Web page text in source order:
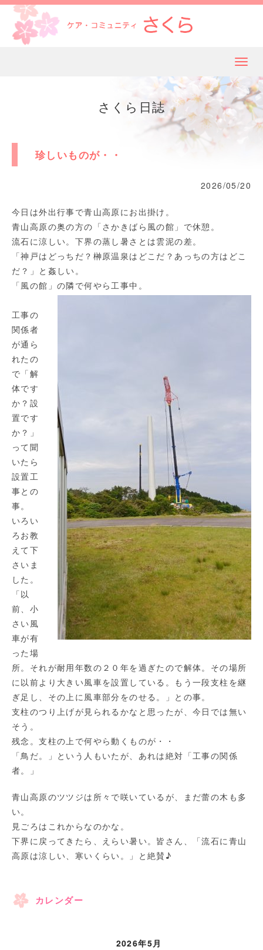
メ
ニ
ュ
ー
さくら日誌
珍しいものが・・
2026/05/20
今日は外出行事で青山高原にお出掛け。
青山高原の奥の方の「さかきばら風の館」で休憩。
流石に涼しい。下界の蒸し暑さとは雲泥の差。
「神戸はどっちだ？榊原温泉はどこだ？あっちの方はどこ
だ？」と姦しい。
「風の館」の隣で何やら工事中。
工事の
関係者
が通ら
れたの
で「解
体です
か？設
置です
か？」
って聞
いたら
設置工
事との
事。
いろい
ろお教
えて下
さいま
した。
「以
前、小
さい風
車が有
った場
所。それが耐用年数の２０年を過ぎたので解体。その場所
に以前より大きい風車を設置している。もう一段支柱を継
ぎ足し、その上に風車部分をのせる。」との事。
支柱のつり上げが見られるかなと思ったが、今日では無い
そう。
残念。支柱の上で何やら動くものが・・
「鳥だ。」という人もいたが、あれは絶対「工事の関係
者。」
青山高原のツツジは所々で咲いているが、まだ蕾の木も多
い。
見ごろはこれからなのかな。
下界に戻ってきたら、えらい暑い。皆さん、「流石に青山
高原は涼しい、寒いくらい。」と絶賛♪
カレンダー
2026年5月